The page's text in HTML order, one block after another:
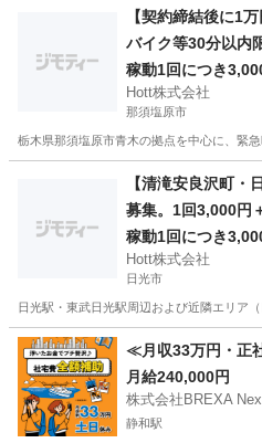
軽作業 スタッフ
【契約締結後に1
バイク等30分以内
ートナー募集
稼動1回につき
Hott株式会社
那須塩原市
栃木県那須塩原市青木の拠点を中心に、緊
那須塩原市 軽作業 保健所
【清滝安良沢町・
募集。1回3,000円
稼動1回につき
Hott株式会社
日光市
日光駅・東武日光駅周辺および近隣エリア
栃木 日光市 軽作業 宿泊施設
≪月収33万円・正
月給240,000円
株式会社BREXA
静和駅